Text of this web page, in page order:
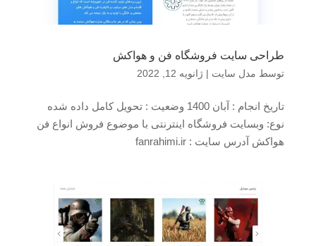
طراحی سایت فروشگاه فن و هواکش
توسط مدل سایت | ژانویه 12, 2022
تاریخ انجام : آبان 1400 وضعیت : تحویل کامل داده شده
نوع: وبسایت فروشگاه اینترنتی با موضوع فروش انواع فن
هواکش آدرس سایت : fanrahimi.ir